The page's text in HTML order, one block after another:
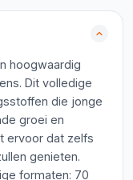
hoogwaardig
Dit volledige
die jonge
groei en
ervoor dat zelfs
genieten.
formaten: 70